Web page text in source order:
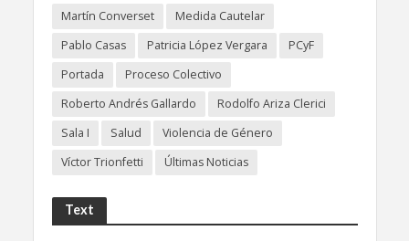
Martín Converset
Medida Cautelar
Pablo Casas
Patricia López Vergara
PCyF
Portada
Proceso Colectivo
Roberto Andrés Gallardo
Rodolfo Ariza Clerici
Sala I
Salud
Violencia de Género
Víctor Trionfetti
Últimas Noticias
Text